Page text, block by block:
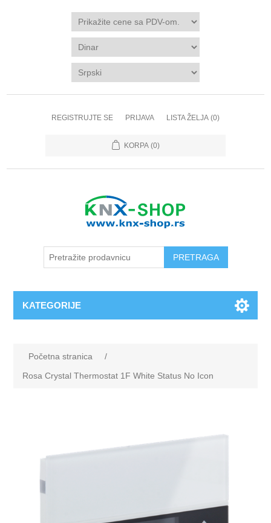
REGISTRUJTE SE PRIJAVA LISTA ŽELJA (0)
KORPA (0)
KATEGORIJE
Početna stranica
/
Rosa Crystal Thermostat 1F White Status No Icon